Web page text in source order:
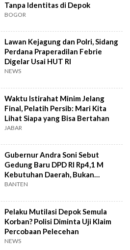
Tanpa Identitas di Depok
BOGOR
Lawan Kejagung dan Polri, Sidang
Perdana Praperadilan Febrie
Digelar Usai HUT RI
NEWS
Waktu Istirahat Minim Jelang
Final, Pelatih Persib: Mari Kita
Lihat Siapa yang Bisa Bertahan
JABAR
Gubernur Andra Soni Sebut
Gedung Baru DPD RI Rp4,1 M
Kebutuhan Daerah, Bukan
Senator
BANTEN
Pelaku Mutilasi Depok Semula
Korban? Polisi Diminta Uji Klaim
Percobaan Pelecehan
NEWS